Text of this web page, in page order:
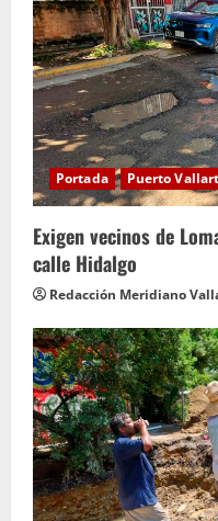
Portada Puerto
Exigen vecinos de
calle Hidalgo
Redacción Meridiano